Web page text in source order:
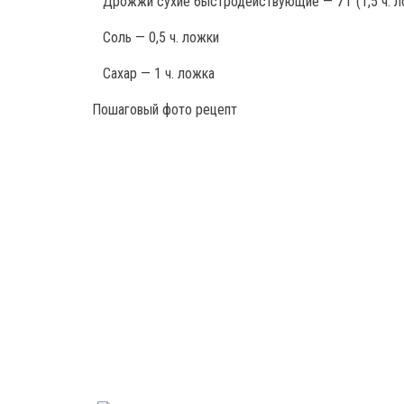
Соль — 0,5 ч. ложки
Сахар — 1 ч. ложка
Пошаговый фото рецепт